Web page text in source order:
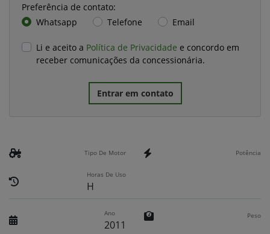
Preferência de contato:
Whatsapp
Telefone Email
Li e aceito a Política de Privacidade e concordo em
receber comunicações da concessionária.
Entrar em contato
Tipo De Motor Potência
Horas De Uso
H
Ano
2011
Peso